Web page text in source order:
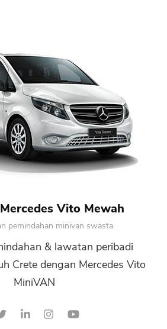
Vito Mewah
pemindahan minivan swasta
& lawatan peribadi
Crete dengan Mercedes Vito
MiniVAN